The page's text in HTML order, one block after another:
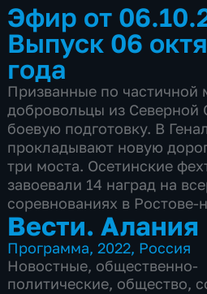
Эфир от
Выпуск 06
года
Призванные по частичной
добровольцы из Северной
боевую подготовку. В
прокладывают новую
три моста. Осетинские
завоевали 14 наград на
соревнованиях в Ростове-
Вести. Алания
Программа,2022, Россия
Новостные, общественно-
политические, общество,